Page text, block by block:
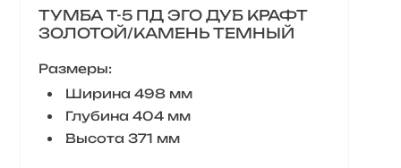
ТУМБА Т-5 ПД ЭГО ДУБ КРАФТ
ЗОЛОТОЙ/КАМЕНЬ ТЕМНЫЙ
Размеры:
Ширина 498 мм
Глубина 404 мм
Высота 371 мм